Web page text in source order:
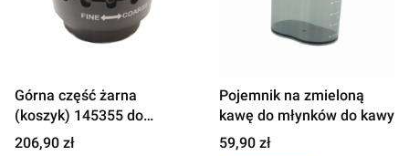
Górna część żarna
(koszyk) 145355 do
młynków Graef
Cena
206,90 zł
Pojemnik na zmieloną
kawę do młynków do kawy
Cena
59,90 zł